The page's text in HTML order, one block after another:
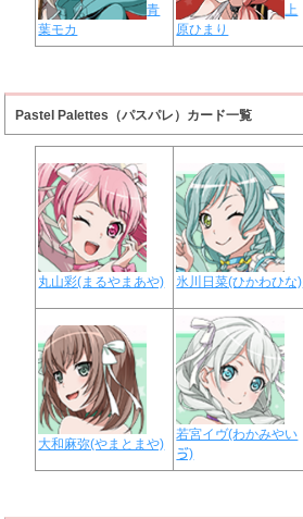
青
葉モカ
上
原ひまり
Pastel Palettes（パスパレ）カード一覧
丸山彩(まるやまあや) 氷川日菜(ひかわひな)
大和麻弥(やまとまや)
若宮イヴ(わかみやい
ゔ)